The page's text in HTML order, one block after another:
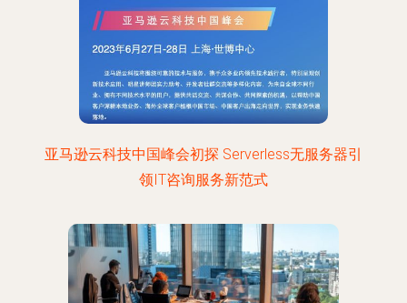
亚马逊云科技中国峰会初探 Serverless无服务器引
领IT咨询服务新范式